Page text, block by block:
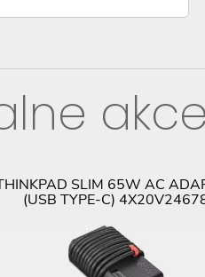
SLIM 65W AC
(USB TYPE-C)